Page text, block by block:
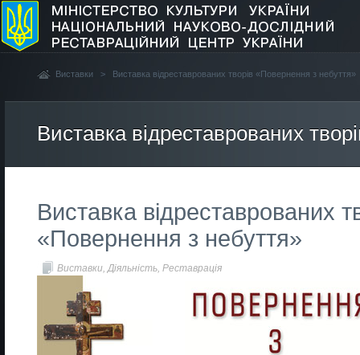
Виставки > Виставка відреставрованих творів «Повернення з небуття»
Виставка відреставрованих
Виставка відреставрованих
«Повернення з небуття»
Виставки,Діяльність, Реставрація